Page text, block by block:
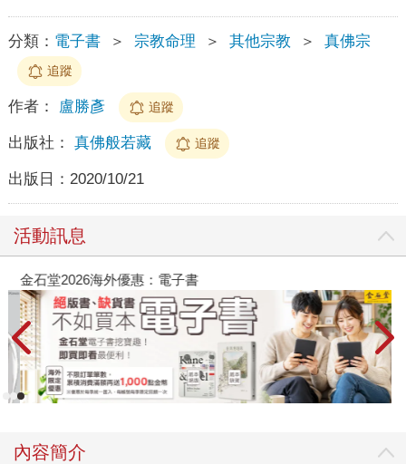
分類： 電子書 ＞ 宗教命理 ＞ 其他宗教 ＞ 真佛宗
追蹤
作者： 盧勝彥 追蹤
出版社： 真佛般若藏 追蹤
出版日： 2020/10/21
活動訊息
金石堂2026海外優惠：電子書
內容簡介